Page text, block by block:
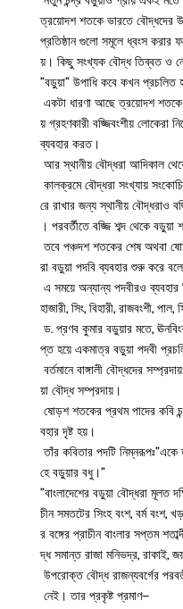
ত্রয়োদশ শতকে ভারতে বৌদ্ধদের
প্রতিষ্ঠান গুলো সমূলে ধ্বংস করার
য়। কিছু সংখ্যক বৌদ্ধ তিব্বত ও
”বড়ুয়া” উপাধি কবে কখন প্রচলিত
একটা ধারণা আছে ত্রয়োদশ শতকে
য় গ্রহণকারী বজ্জিবংশীয় লোকেরা
ব্যবহার করত।
আর স্থানীয় বৌদ্ধরা আদিকাল
কালক্রমে বৌদ্ধরা সংখ্যায়
রে রাখার জন্য স্থানীয় বৌদ্ধরাও
। পরবর্তীতে বজ্জি শব্দ থেকে বড়ুয়া
তবে পঞ্চদশ শতকের শেষ অথবা
রা বড়ুয়া পদবি ব্যবহার শুরু করে
এ সময়ে অন্যান্য পদবীরও ব্যবহার
হাজারী, সিং, বিহারী, রাজবংশী,
ড. প্রণব কুমার বড়ুয়ার মতে,
প্ত হয়ে একমাত্র বড়ুয়া পদবী
বর্তমানে বাঙ্গালী বৌদ্ধদের
য়া বৌদ্ধ সম্প্রদায়।
ষোড়শ শতকের প্রথম পাদের কবি
বহার দৃষ্ট হয়।
তাঁর কবিতার পদটি
হে বড়ুয়ার বধু।”
”বাংলাদেশের বড়ুয়া বৌদ্ধরা মূলত
চীন সমতটের সিংহ বংশ, বর্ম বংশ,
র বঙ্গের প্রাচীন বাংলার সপ্তম
দ্ধ সমান্ত রাজা মনিভদ্র, রাকাই,
উপরোক্ত বৌদ্ধ রাজন্যবর্গের
নেই। তার প্রকৃষ্ট প্রমাণ–